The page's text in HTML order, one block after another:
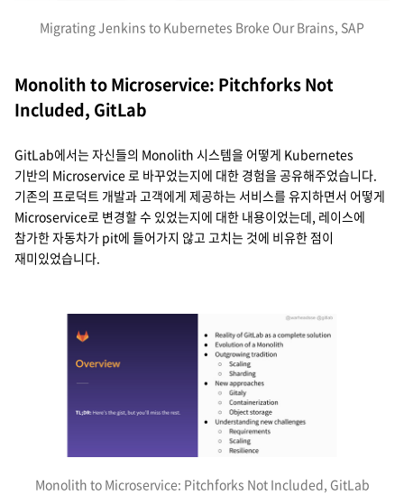
Migrating Jenkins to Kubernetes Broke Our Brains, SAP
Monolith to Microservice: Pitchforks Not
Included, GitLab
GitLab에서는 자신들의 Monolith 시스템을 어떻게 Kubernetes
기반의 Microservice 로 바꾸었는지에 대한 경험을 공유해주었습니다.
기존의 프로덕트 개발과 고객에게 제공하는 서비스를 유지하면서 어떻게
Microservice로 변경할 수 있었는지에 대한 내용이었는데, 레이스에
참가한 자동차가 pit에 들어가지 않고 고치는 것에 비유한 점이
재미있었습니다.
Monolith to Microservice: Pitchforks Not Included, GitLab